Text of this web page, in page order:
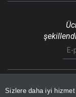
Sizlere daha iyi hizmet
Son Dakika